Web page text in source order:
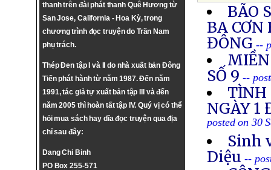
thanh trên đài phát thanh Quê Hương từ
San Jose, California - Hoa Kỳ, trong
chương trình đọc truyện do Trần Nam
phụ trách.
Thép Đen tập I và II do nhà xuất bản Đông
Tiến phát hành từ năm 1987. Đến năm
1991, tác giả tự xuất bản tập III và đến
năm 2005 thì hoàn tất tập IV. Quý vị có thể
hỏi mua sách hay dĩa đọc truyện qua địa
chỉ sau đây:
Dang Chi Binh
PO Box 255-571
BÃO
BA
ĐÔNG --
SỐ 9 --
TÌNH
NGÀY 1
posted on 30
Sinh
Diệu --